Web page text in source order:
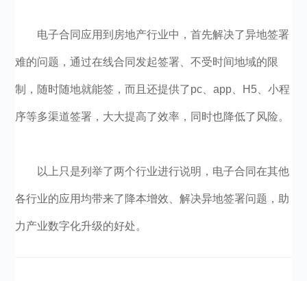
电子合同应用到房地产行业中，首先解决了异地签署
难的问题，通过在线合同发起签署、不受时间地域的限
制，随时随地就能签，而且还提供了pc、app、H5、小程
序等多渠道签署，大大提高了效率，同时也降低了风险。
以上只是列举了两个行业进行说明，电子合同在其他
各行业的应用均带来了降本增效、解决异地签署问题，助
力产业数字化升级的好处。